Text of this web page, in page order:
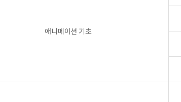
애니메이션 기초